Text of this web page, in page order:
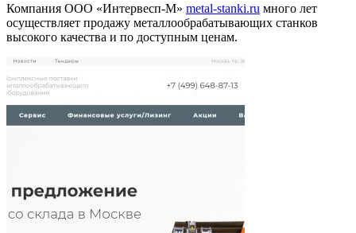
Компания ООО «Интервесп-М» metal-stanki.ru много лет
осуществляет продажу металлообрабатывающих станков
высокого качества и по доступным ценам.